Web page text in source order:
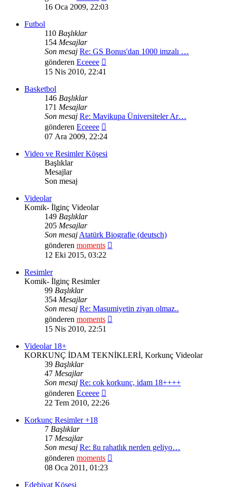
mesajı
16 Oca 2009, 22:03
Futbol
110 Başlıklar
154 Mesajlar
Son mesaj Re: GS Bonus'dan 1000 imzalı …
gönderen Eceeee
15 Nis 2010, 22:41
Basketbol
146 Başlıklar
171 Mesajlar
Son mesaj Re: Mavikupa Üniversiteler Ar…
gönderen Eceeee
mesajı
07 Ara 2009, 22:24
Video ve Resimler Köşesi
Başlıklar
Mesajlar
Son mesaj
Videolar
Komik- İlginç Videolar
149 Başlıklar
205 Mesajlar
Son mesajAtatürk Biografie (deutsch)
gönderen moments
12 Eki 2015, 03:22
Resimler
Komik- İlginç Resimler
99 Başlıklar
354 Mesajlar
Son mesaj Re: Masumiyetin ziyan olmaz..
gönderen moments
15 Nis 2010, 22:51
Videolar 18+
KORKUNÇ İDAM TEKNİKLERİ, Korkunç Videolar
39 Başlıklar
47 Mesajlar
Son mesaj Re: cok korkunc, idam 18++++
gönderen Eceeee
mesajı
22 Tem 2010, 22:26
Korkunç Resimler +18
7 Başlıklar
17 Mesajlar
Son mesaj Re: ßu rahatlık nerden geliyo…
gönderen moments
08 Oca 2011, 01:23
Edebiyat Köşesi